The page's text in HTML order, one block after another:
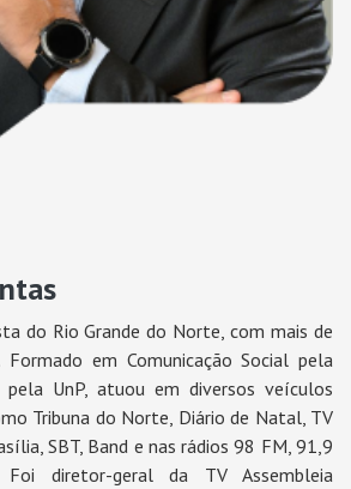
do Rio Grande do Norte, com mais de
em Comunicação Social pela
UnP, atuou em diversos veículos
Tribuna do Norte, Diário de Natal, TV
SBT, Band e nas rádios 98 FM, 91,9
diretor-geral da TV Assembleia